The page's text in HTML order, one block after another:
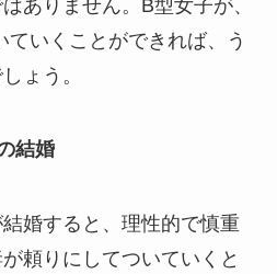
ありません。B型女子が、
いくことができれば、う
ょう。
結婚
婚すると、理性的で慎重
頼りにしてついていくと